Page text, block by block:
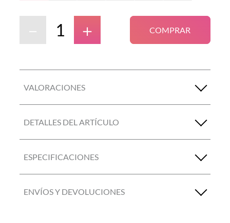
＋
－ COMPRAR
VALORACIONES
DETALLES DEL ARTÍCULO
ESPECIFICACIONES
ENVÍOS Y DEVOLUCIONES